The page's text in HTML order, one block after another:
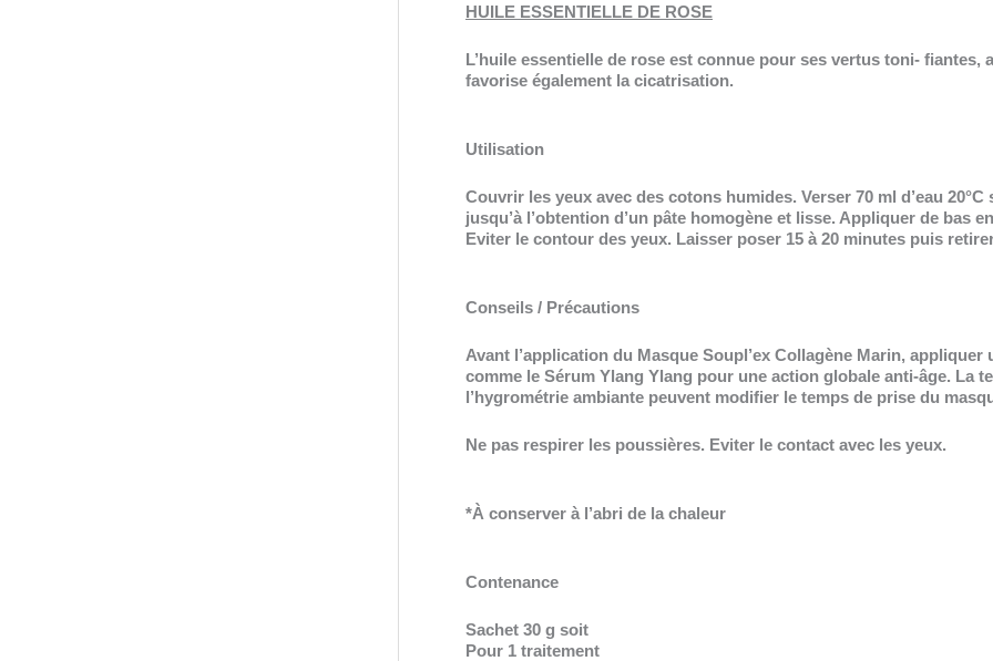
HUILE ESSENTIELLE DE ROSE
L’huile essentielle de rose est connue pour ses vertus toni- fiantes,
favorise également la cicatrisation.
Utilisation
Couvrir les yeux avec des cotons humides. Verser 70 ml d’eau
jusqu’à l’obtention d’un pâte homogène et lisse. Appliquer de bas
Eviter le contour des yeux. Laisser poser 15 à 20 minutes puis
Conseils / Précautions
Avant l’application du Masque Soupl’ex Collagène Marin,
comme le Sérum Ylang Ylang pour une action globale anti-âge. La
l’hygrométrie ambiante peuvent modifier le temps de prise du
Ne pas respirer les poussières. Eviter le contact avec les yeux.
*À conserver à l’abri de la chaleur
Contenance
Sachet 30 g soit
Pour 1 traitement